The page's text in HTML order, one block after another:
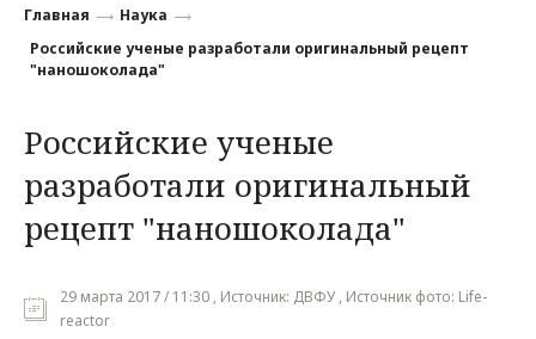
Финансы
Наука
Культура
Общество
Мнения
Главная
Наука
Российские ученые разработали оригинальный рецепт
"наношоколада"
Российские ученые
разработали оригинальный
рецепт "наношоколада"
29 марта 2017 / 11:30 , Источник: ДВФУ , Источник фото: Life-
reactor